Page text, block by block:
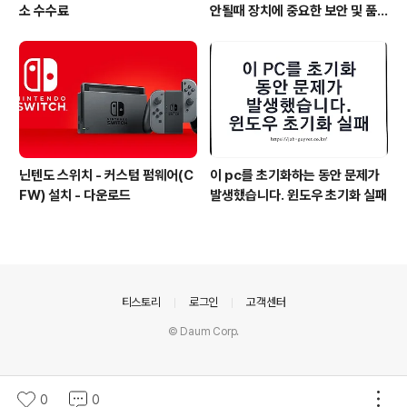
소 수수료
안될때 장치에 중요한 보안 및 품
닌텐도 스위치 - 커스텀 펌웨어(C
FW) 설치 - 다운로드
이 pc를 초기화하는 동안 문제가
발생했습니다. 윈도우 초기화 실패
0 0
티스토리 로그인 고객센터
© Daum Corp.